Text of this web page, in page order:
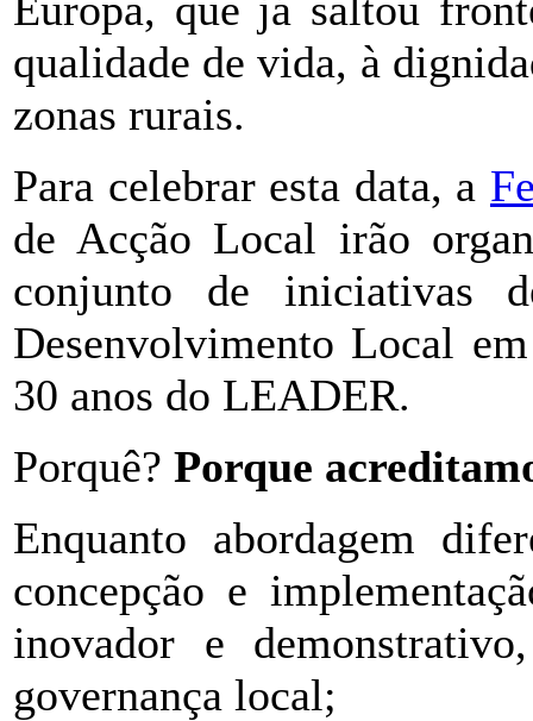
qualidade de vida, à
zonas rurais.
Para celebrar esta data, a
de Acção Local irão
conjunto de iniciativas
Desenvolvimento Local
30 anos do LEADER.
Porquê? Porque
Enquanto abordagem
concepção e
inovador e
governança local;